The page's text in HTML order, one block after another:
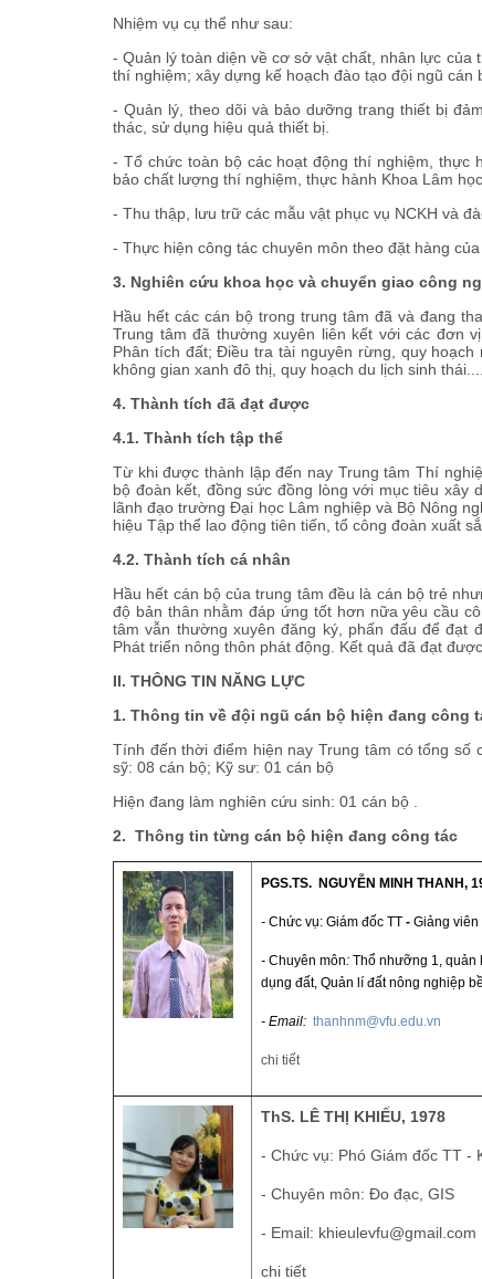
Nhiệm vụ cụ thể như sau:
- Quản lý toàn diện về cơ sở vật chất, nhân lực
thí nghiệm; xây dựng kế hoạch đào tạo đội ngũ
- Quản lý, theo dõi và bảo dưỡng trang thiết bị
thác, sử dụng hiệu quả thiết bị.
- Tổ chức toàn bộ các hoạt động thí nghiệm, thực
bảo chất lượng thí nghiệm, thực hành Khoa Lâm
- Thu thập, lưu trữ các mẫu vật phục vụ NCKH và
- Thực hiện công tác chuyên môn theo đặt hàng
3. Nghiên cứu khoa học và chuyển giao công
Hầu hết các cán bộ trong trung tâm đã và đang
Trung tâm đã thường xuyên liên kết với các đơn
Phân tích đất; Điều tra tài nguyên rừng, quy
không gian xanh đô thị, quy hoạch du lịch sinh thái....
4. Thành tích đã đạt được
4.1. Thành tích tập thể
Từ khi được thành lập đến nay Trung tâm Thí
bộ đoàn kết, đồng sức đồng lòng với mục tiêu xây
lãnh đạo trường Đại học Lâm nghiệp và Bộ Nông
hiệu Tập thể lao động tiên tiến, tổ công đoàn xuất
4.2. Thành tích cá nhân
Hầu hết cán bộ của trung tâm đều là cán bộ trẻ
độ bản thân nhằm đáp ứng tốt hơn nữa yêu cầu
tâm vẫn thường xuyên đăng ký, phấn đấu để đạt
Phát triển nông thôn phát động. Kết quả đã đạt
II. THÔNG TIN NĂNG LỰC
1. Thông tin về đội ngũ cán bộ hiện đang công
Tính đến thời điểm hiện nay Trung tâm có tổng số
sỹ: 08 cán bộ; Kỹ sư: 01 cán bộ
Hiện đang làm nghiên cứu sinh: 01 cán bộ .
2. Thông tin từng cán bộ hiện đang công tác
PGS.TS. NGUYỄN MINH THANH,
- Chức vụ: Giám đốc TT - Giảng
- Chuyên môn: Thổ nhưỡng 1, quản
dụng đất, Quản lí đất nông nghiệp
- Email: thanhnm@vfu.edu.vn
chi tiết
ThS. LÊ THỊ KHIẾU, 1978
- Chức vụ: Phó Giám đốc TT -
- Chuyên môn: Đo đạc, GIS
- Email: khieulevfu@gmail.com
chi tiết